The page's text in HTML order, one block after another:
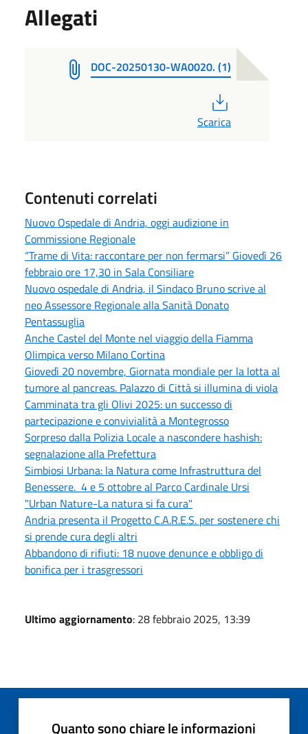
Allegati
DOC-20250130-WA0020. (1)
Scarica
Contenuti correlati
Nuovo Ospedale di Andria, oggi audizione in
Commissione Regionale
“Trame di Vita: raccontare per non fermarsi” Giovedì 26
febbraio ore 17,30 in Sala Consiliare
Nuovo ospedale di Andria, il Sindaco Bruno scrive al
neo Assessore Regionale alla Sanità Donato
Pentassuglia
Anche Castel del Monte nel viaggio della Fiamma
Olimpica verso Milano Cortina
Giovedì 20 novembre, Giornata mondiale per la lotta al
tumore al pancreas. Palazzo di Città si illumina di viola
Camminata tra gli Olivi 2025: un successo di
partecipazione e convivialità a Montegrosso
Sorpreso dalla Polizia Locale a nascondere hashish:
segnalazione alla Prefettura
Simbiosi Urbana: la Natura come Infrastruttura del
Benessere. 4 e 5 ottobre al Parco Cardinale Ursi
"Urban Nature-La natura si fa cura"
Andria presenta il Progetto C.A.R.E.S. per sostenere chi
si prende cura degli altri
Abbandono di rifiuti: 18 nuove denunce e obbligo di
bonifica per i trasgressori
Ultimo aggiornamento: 28 febbraio 2025, 13:39
Quanto sono chiare le informazioni